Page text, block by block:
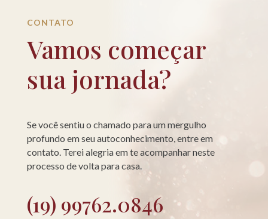
CONTATO
Vamos começar
sua jornada?
Se você sentiu o chamado para um mergulho
profundo em seu autoconhecimento, entre em
contato. Terei alegria em te acompanhar neste
processo de volta para casa.
(19) 99762.0846